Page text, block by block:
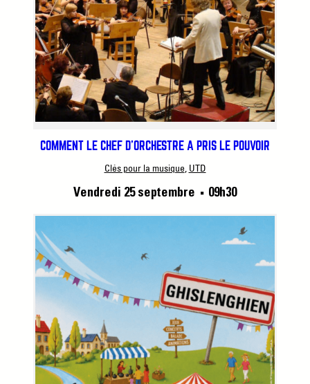
COMMENT LE CHEF D’ORCHESTRE A PRIS LE POUVOIR
Clés pour la musique, UTD
Vendredi 25 septembre ■ 09h30